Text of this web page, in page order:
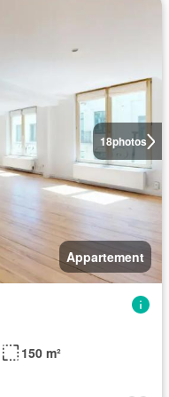
18photos
Appartement
150 m²